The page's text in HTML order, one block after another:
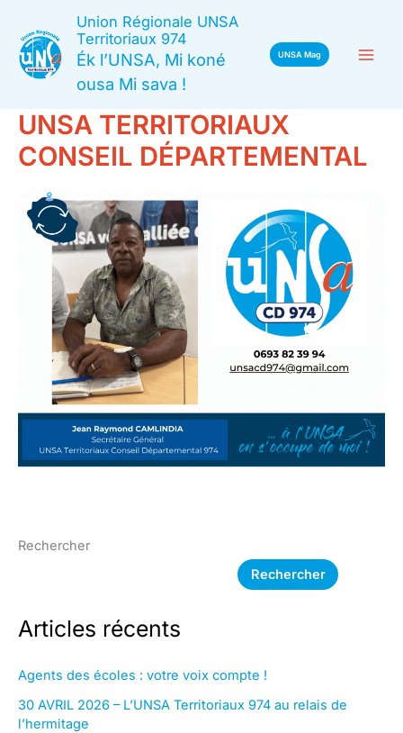
contenu
Union Régionale UNSA
Territoriaux 974
Ék l’UNSA, Mi koné
ousa Mi sava !
UNSA Mag
UNSA TERRITORIAUX
CONSEIL DÉPARTEMENTAL
Rechercher
Rechercher
Articles récents
Agents des écoles : votre voix compte !
30 AVRIL 2026 – L’UNSA Territoriaux 974 au relais de
l’hermitage